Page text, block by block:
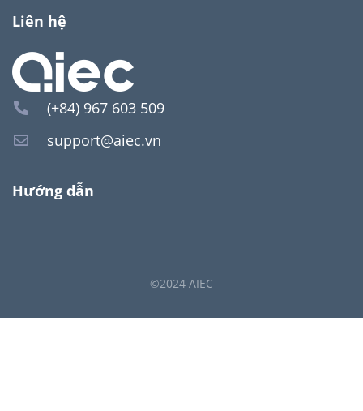
Liên hệ
(+84) 967 603 509
support@aiec.vn
Hướng dẫn
©2024 AIEC